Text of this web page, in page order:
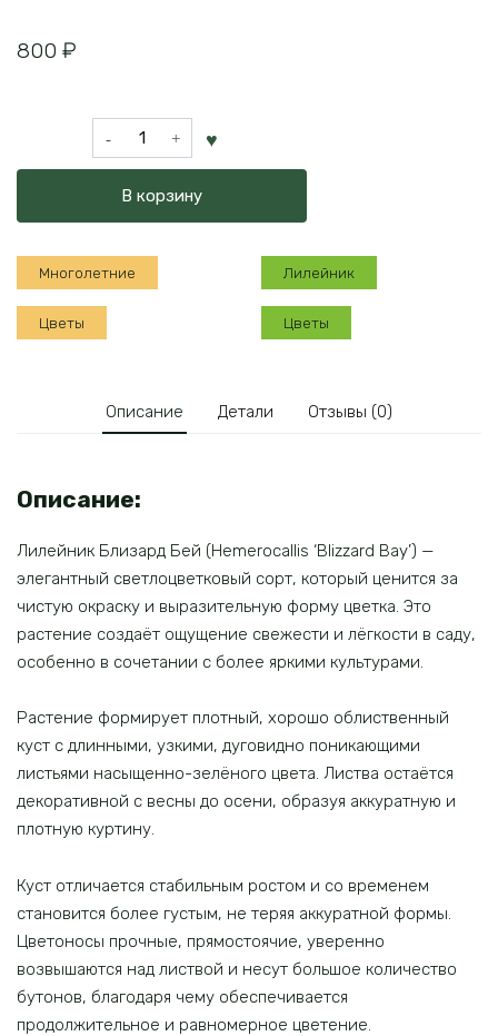
800 ₽
Количество
товара
Близард
Бей
В корзину
Многолетние
Цветы
Лилейник
Цветы
Описание Детали Отзывы (0)
Описание:
Лилейник Близард Бей (Hemerocallis ‘Blizzard Bay’) —
элегантный светлоцветковый сорт, который ценится за
чистую окраску и выразительную форму цветка. Это
растение создаёт ощущение свежести и лёгкости в саду,
особенно в сочетании с более яркими культурами.
Растение формирует плотный, хорошо облиственный
куст с длинными, узкими, дуговидно поникающими
листьями насыщенно-зелёного цвета. Листва остаётся
декоративной с весны до осени, образуя аккуратную и
плотную куртину.
Куст отличается стабильным ростом и со временем
становится более густым, не теряя аккуратной формы.
Цветоносы прочные, прямостоячие, уверенно
возвышаются над листвой и несут большое количество
бутонов, благодаря чему обеспечивается
продолжительное и равномерное цветение.